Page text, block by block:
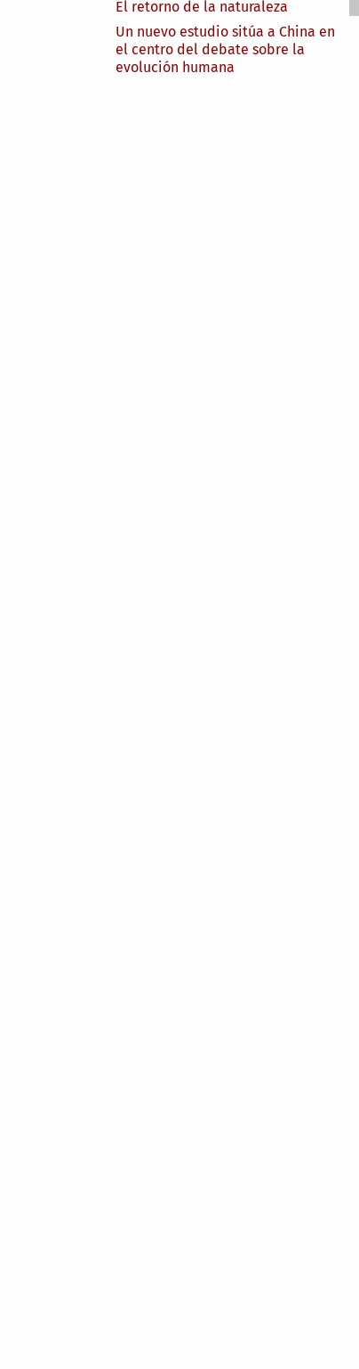
El retorno de la naturaleza
Un nuevo estudio sitúa a China en
el centro del debate sobre la
evolución humana